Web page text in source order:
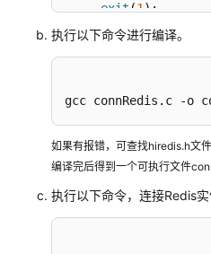
端
连
接
户
端
连
exit (1 );
     }
/* AUTH */
freeReplyObject
/* Set */
     reply =
freeReplyObject
执行以下命令进行编译。
gcc connRedis.c -
如果有报错，可查找hiredis.h文
编译完后得到一个可执行文件
执行以下命令，连接Redis实